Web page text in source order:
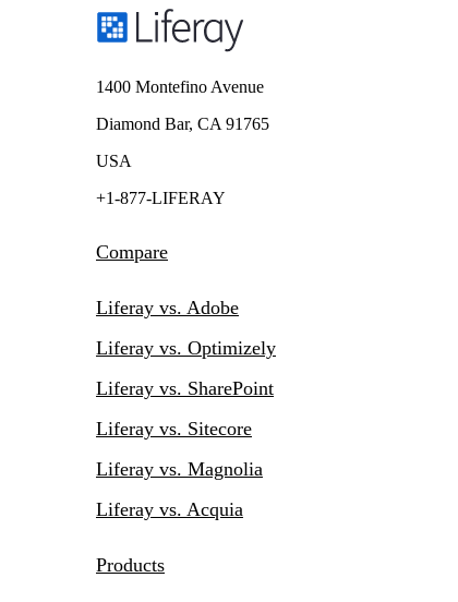
1400 Montefino Avenue
Diamond Bar, CA 91765
USA
+1-877-LIFERAY
Compare
Liferay vs. Adobe
Liferay vs. Optimizely
Liferay vs. SharePoint
Liferay vs. Sitecore
Liferay vs. Magnolia
Liferay vs. Acquia
Products